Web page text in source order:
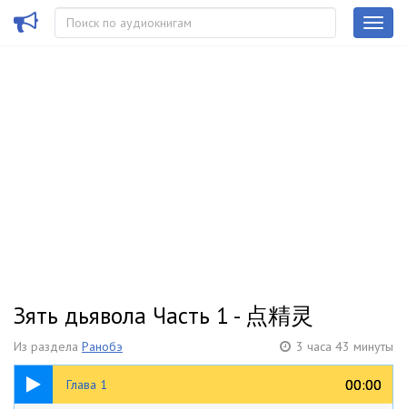
Зять дьявола Часть 1 - 点精灵
Из раздела Ранобэ 3 часа 43 минуты
Глава 1 00:00
00:00
13:44